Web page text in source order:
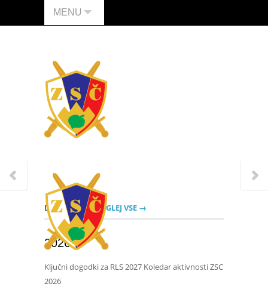
MENU
DOGODKI POGLEJ VSE →
2026
Ključni dogodki za RLS 2027 Koledar aktivnosti ZSC
2026